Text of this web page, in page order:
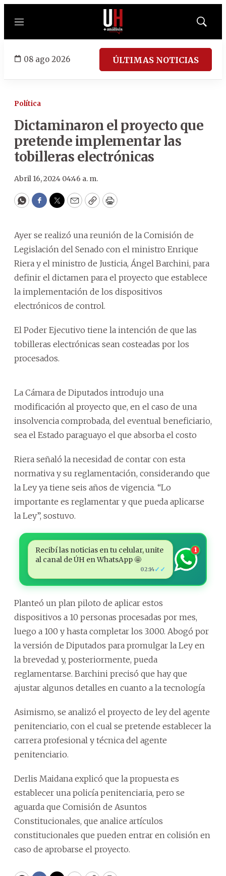
Menú
Mostrar
08 ago 2026 ÚLTIMAS NOTICIAS
Política
Dictaminaron el proyecto que
pretende implementar las
tobilleras electrónicas
Abril 16, 2024 04:46 a. m.
WhatsApp
Facebook
Twitter
EmailCopyPrint
Ayer se realizó una reunión de la Comisión de
Legislación del Senado con el ministro Enrique
Riera y el ministro de Justicia, Ángel Barchini, para
definir el dictamen para el proyecto que establece
la implementación de los dispositivos
electrónicos de control.
El Poder Ejecutivo tiene la intención de que las
tobilleras electrónicas sean costeadas por los
procesados.
La Cámara de Diputados introdujo una
modificación al proyecto que, en el caso de una
insolvencia comprobada, del eventual beneficiario,
sea el Estado paraguayo el que absorba el costo
Riera señaló la necesidad de contar con esta
normativa y su reglamentación, considerando que
la Ley ya tiene seis años de vigencia. “Lo
importante es reglamentar y que pueda aplicarse
la Ley”, sostuvo.
Recibí las noticias en tu celular, unite
al canal de ÚH en WhatsApp 🤩
02:14✓✓
1
Planteó un plan piloto de aplicar estos
dispositivos a 10 personas procesadas por mes,
luego a 100 y hasta completar los 3.000. Abogó por
la versión de Diputados para promulgar la Ley en
la brevedad y, posteriormente, pueda
reglamentarse. Barchini precisó que hay que
ajustar algunos detalles en cuanto a la tecnología
Asimismo, se analizó el proyecto de ley del agente
penitenciario, con el cual se pretende establecer la
carrera profesional y técnica del agente
penitenciario.
Derlis Maidana explicó que la propuesta es
establecer una policía penitenciaria, pero se
aguarda que Comisión de Asuntos
Constitucionales, que analice artículos
constitucionales que pueden entrar en colisión en
caso de aprobarse el proyecto.